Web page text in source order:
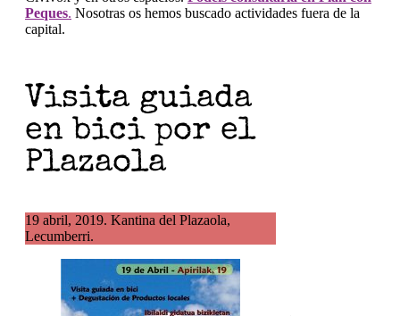
Peques. Nosotras os hemos buscado actividades fuera de la
capital.
Visita guiada
en bici por el
Plazaola
19 abril, 2019. Kantina del Plazaola,
Lecumberri.